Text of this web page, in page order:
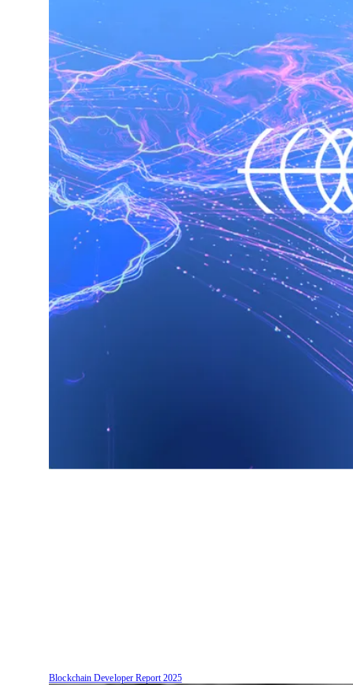
Blockchain Developer Report 2025